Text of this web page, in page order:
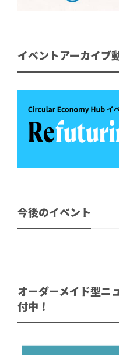
イベントアーカイブ
今後のイベント
オーダーメイド型ニ
付中！